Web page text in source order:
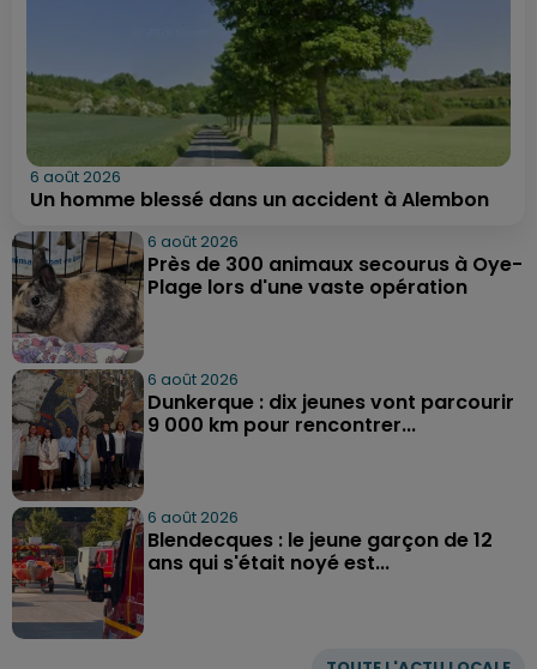
6 août 2026
Un homme blessé dans un accident à Alembon
6 août 2026
Près de 300 animaux secourus à Oye-
Plage lors d'une vaste opération
6 août 2026
Dunkerque : dix jeunes vont parcourir
9 000 km pour rencontrer...
6 août 2026
Blendecques : le jeune garçon de 12
ans qui s'était noyé est...